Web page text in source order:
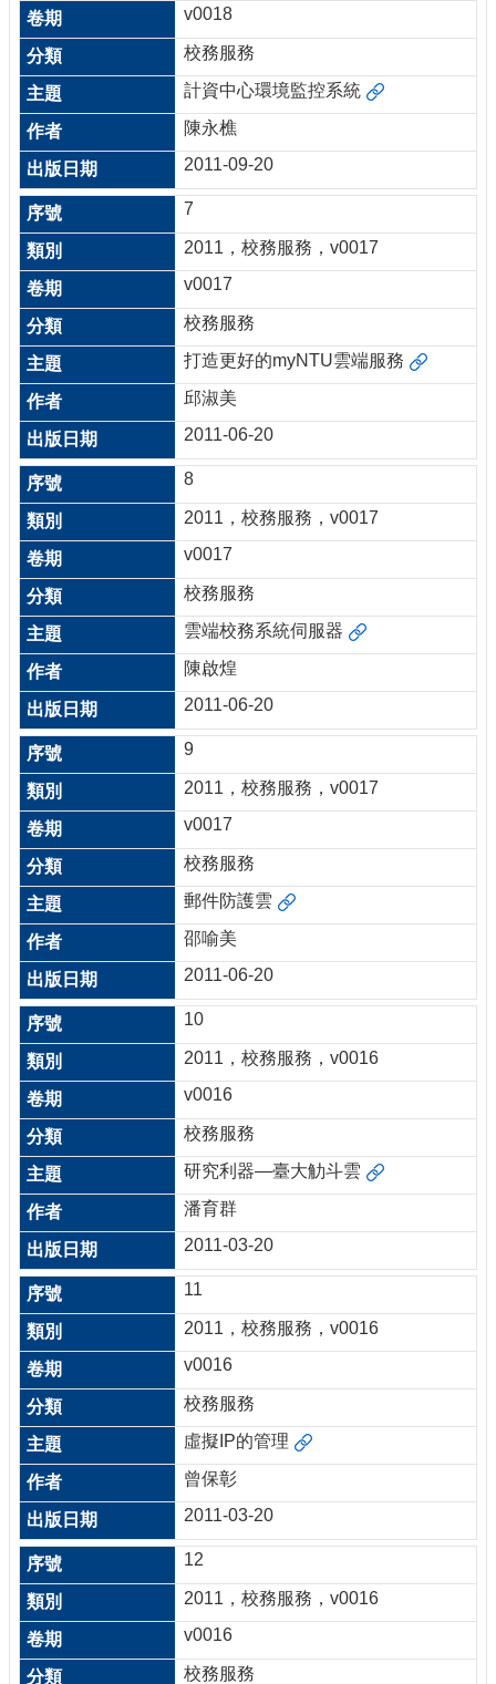
v0018
校務服務
計資中心環境監控系統
陳永樵
2011-09-20
7
2011，校務服務，v0017
v0017
校務服務
打造更好的myNTU雲端服務
邱淑美
2011-06-20
8
2011，校務服務，v0017
v0017
校務服務
雲端校務系統伺服器
陳啟煌
2011-06-20
9
2011，校務服務，v0017
v0017
校務服務
郵件防護雲
邵喻美
2011-06-20
10
2011，校務服務，v0016
v0016
校務服務
研究利器—臺大觔斗雲
潘育群
2011-03-20
11
2011，校務服務，v0016
v0016
校務服務
虛擬IP的管理
曾保彰
2011-03-20
12
2011，校務服務，v0016
v0016
校務服務